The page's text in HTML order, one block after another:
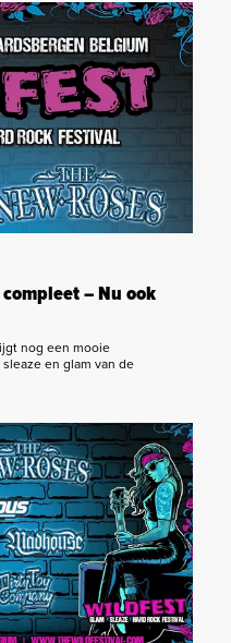
– Nu ook
nog een mooie
en glam van de